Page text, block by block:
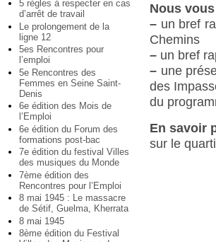
5 règles à respecter en cas
d’arrêt de travail
Le prolongement de la
ligne 12
5es Rencontres pour
l’emploi
5e Rencontres des
Femmes en Seine Saint-
Denis
6e édition des Mois de
l’Emploi
6e édition du Forum des
formations post-bac
7e édition du festival Villes
des musiques du Monde
7ème édition des
Rencontres pour l’Emploi
8 mai 1945 : Le massacre
de Sétif, Guelma, Kherrata
8 mai 1945
8ème édition du Festival
Nous
– un bref
Chemins
– un bref
– une
des
du
En savoir
sur le